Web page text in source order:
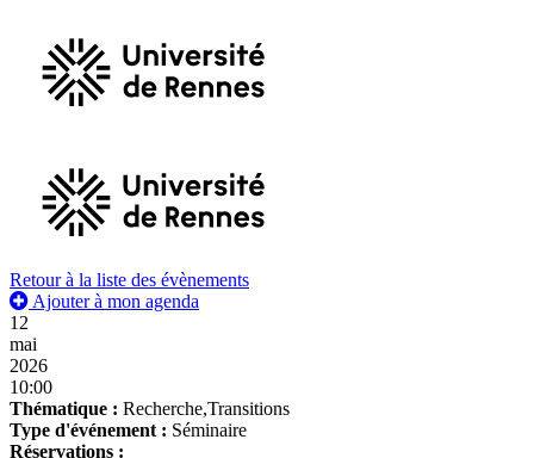
Retour à la liste des évènements
Ajouter à mon agenda
12
mai
2026
10:00
Thématique : Recherche,Transitions
Type d'événement : Séminaire
Réservations :